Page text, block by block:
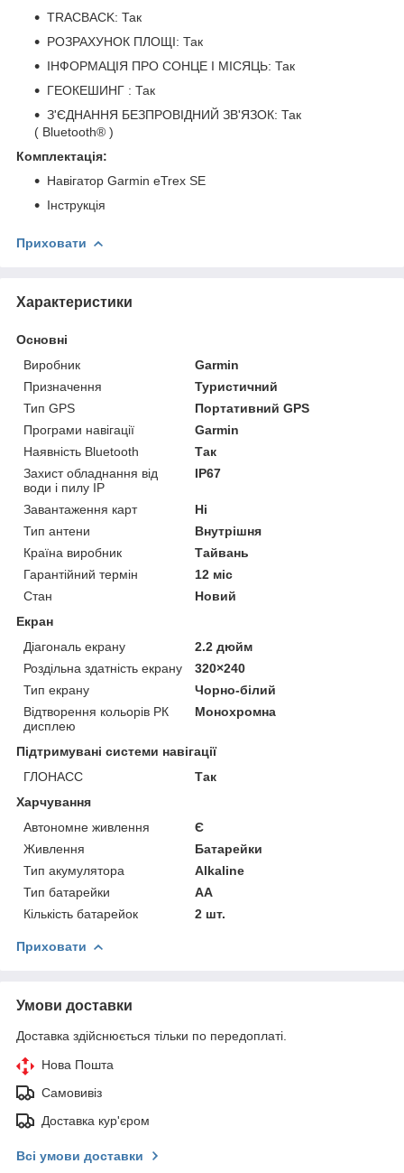
TRACBACK: Так
РОЗРАХУНОК ПЛОЩІ: Так
ІНФОРМАЦІЯ ПРО СОНЦЕ І МІСЯЦЬ: Так
ГЕОКЕШИНГ : Так
З'ЄДНАННЯ БЕЗПРОВІДНИЙ ЗВ'ЯЗОК: Так
( Bluetooth® )
Комплектація:
Навігатор Garmin eTrex SE
Інструкція
Приховати
Характеристики
Основні
Виробник
Garmin
Призначення
Туристичний
Тип GPS
Портативний GPS
Програми навігації
Garmin
Наявність Bluetooth
Так
Захист обладнання від
води і пилу IP
IP67
Завантаження карт
Ні
Тип антени
Внутрішня
Країна виробник
Тайвань
Гарантійний термін
12 міс
Стан
Новий
Екран
Діагональ екрану
2.2 дюйм
Роздільна здатність екрану
320×240
Тип екрану
Чорно-білий
Відтворення кольорів РК
дисплею
Монохромна
Підтримувані системи навігації
ГЛОНАСС
Так
Харчування
Автономне живлення
Є
Живлення
Батарейки
Тип акумулятора
Alkaline
Тип батарейки
АА
Кількість батарейок
2 шт.
Приховати
Умови доставки
Доставка здійснюється тільки по передоплаті.
Нова Пошта
Самовивіз
Доставка кур'єром
Всі умови доставки